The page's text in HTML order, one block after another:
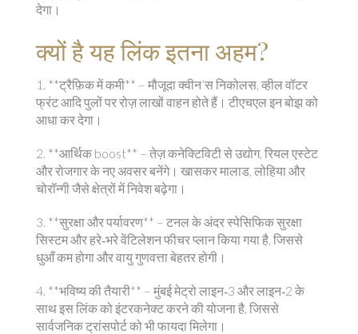
देगा।
क्यों है यह लिंक इतना अहम?
1. **ट्रैफ़िक में कमी** – मौजूदा क्वीन’स निकोलस, व्हील वॉटर
फ्रंट आदि पुलों पर रोज़ लाखों वाहन होते हैं। टीएचएल इन बोझ को
आधा कर देगा।
2. **आर्थिक boost** – तेज़ कनेक्टिविटी से उद्योग, रियल एस्टेट
और रोजगार के नए अवसर बनेंगे। खासकर मालाड, लोहिया और
चोरॉन्गी जैसे क्षेत्रों में निवेश बढ़ेगा।
3. **सुरक्षा और पर्यावरण** – टनल के अंदर स्पेसिफिक सुरक्षा
सिस्टम और हरे‑भरे वेंटिलेशन फीचर प्लान किया गया है, जिससे
धुआँ कम होगा और वायु गुणवत्ता बेहतर होगी।
4. **भविष्य की तैयारी** – मुंबई मेट्रो लाइन‑3 और लाइन‑2 के
साथ इस लिंक को इंटरकनेक्ट करने की योजना है, जिससे
सार्वजनिक ट्रांसपोर्ट को भी फायदा मिलेगा।